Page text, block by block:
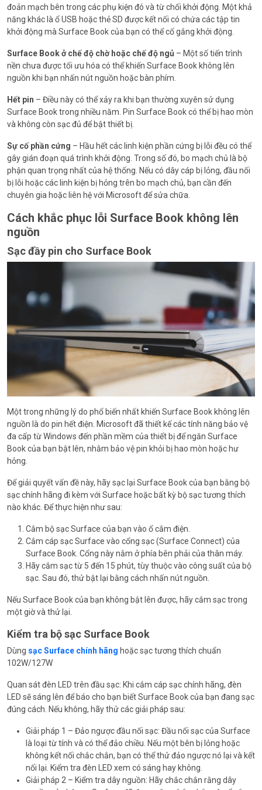
đoản mạch bên trong các phụ kiện đó và từ chối khởi động. Một khả
năng khác là ổ USB hoặc thẻ SD được kết nối có chứa các tập tin
khởi động mà Surface Book của bạn có thể cố gắng khởi động.
Surface Book ở chế độ chờ hoặc chế độ ngủ – Một số tiến trình
nền chưa được tối ưu hóa có thể khiến Surface Book không lên
nguồn khi bạn nhấn nút nguồn hoặc bàn phím.
Hết pin – Điều này có thể xảy ra khi bạn thường xuyên sử dụng
Surface Book trong nhiều năm. Pin Surface Book có thể bị hao mòn
và không còn sạc đủ để bật thiết bị.
Sự cố phần cứng – Hầu hết các linh kiện phần cứng bị lỗi đều có thể
gây gián đoạn quá trình khởi động. Trong số đó, bo mạch chủ là bộ
phận quan trọng nhất của hệ thống. Nếu có dây cáp bị lỏng, đầu nối
bị lỗi hoặc các linh kiện bị hỏng trên bo mạch chủ, bạn cần đến
chuyên gia hoặc liên hệ với Microsoft để sửa chữa.
Cách khắc phục lỗi Surface Book không lên
nguồn
Sạc đầy pin cho Surface Book
Một trong những lý do phổ biến nhất khiến Surface Book không lên
nguồn là do pin hết điện. Microsoft đã thiết kế các tính năng bảo vệ
đa cấp từ Windows đến phần mềm của thiết bị để ngăn Surface
Book của bạn bật lên, nhằm bảo vệ pin khỏi bị hao mòn hoặc hư
hỏng.
Để giải quyết vấn đề này, hãy sạc lại Surface Book của bạn bằng bộ
sạc chính hãng đi kèm với Surface hoặc bất kỳ bộ sạc tương thích
nào khác. Để thực hiện như sau:
Cắm bộ sạc Surface của bạn vào ổ cắm điện.
Cắm cáp sạc Surface vào cổng sạc (Surface Connect) của
Surface Book. Cổng này nằm ở phía bên phải của thân máy.
Hãy cắm sạc từ 5 đến 15 phút, tùy thuộc vào công suất của bộ
sạc. Sau đó, thử bật lại bằng cách nhấn nút nguồn.
Nếu Surface Book của bạn không bật lên được, hãy cắm sạc trong
một giờ và thử lại.
Kiểm tra bộ sạc Surface Book
Dùng sạc Surface chính hãng hoặc sạc tương thích chuẩn
102W/127W
Quan sát đèn LED trên đầu sạc: Khi cắm cáp sạc chính hãng, đèn
LED sẽ sáng lên để báo cho bạn biết Surface Book của bạn đang sạc
đúng cách. Nếu không, hãy thử các giải pháp sau:
Giải pháp 1 – Đảo ngược đầu nối sạc: Đầu nối sạc của Surface
là loại từ tính và có thể đảo chiều. Nếu một bên bị lỏng hoặc
không kết nối chắc chắn, bạn có thể thử đảo ngược nó lại và kết
nối lại. Kiểm tra đèn LED xem có sáng hay không.
Giải pháp 2 – Kiểm tra dây nguồn: Hãy chắc chắn rằng dây